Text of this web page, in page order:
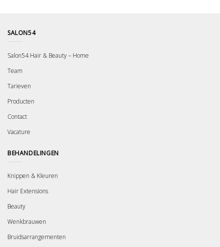
SALON54
Salon54 Hair & Beauty – Home
Team
Tarieven
Producten
Contact
Vacature
BEHANDELINGEN
Knippen & Kleuren
Hair Extensions
Beauty
Wenkbrauwen
Bruidsarrangementen